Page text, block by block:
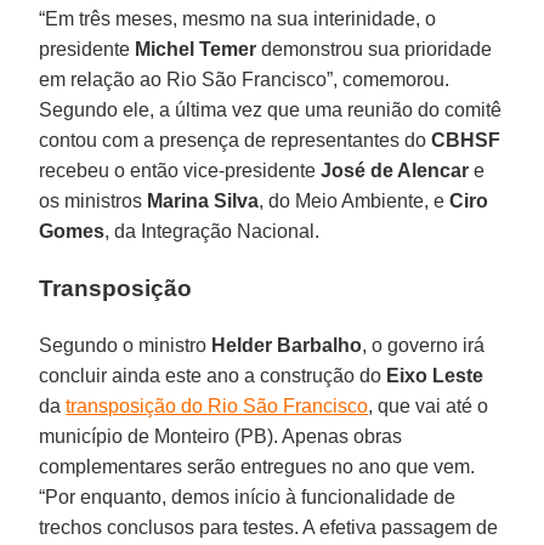
“Em três meses, mesmo na sua interinidade, o
presidente Michel Temer demonstrou sua prioridade
em relação ao Rio São Francisco”, comemorou.
Segundo ele, a última vez que uma reunião do comitê
contou com a presença de representantes doCBHSF
recebeu o então vice-presidenteJosé de Alencar e
os ministros Marina Silva, do Meio Ambiente, eCiro
Gomes, da Integração Nacional.
Transposição
Segundo o ministro Helder Barbalho, o governo irá
concluir ainda este ano a construção do Eixo Leste
datransposição do Rio São Francisco, que vai até o
município de Monteiro (PB). Apenas obras
complementares serão entregues no ano que vem.
“Por enquanto, demos início à funcionalidade de
trechos conclusos para testes. A efetiva passagem de